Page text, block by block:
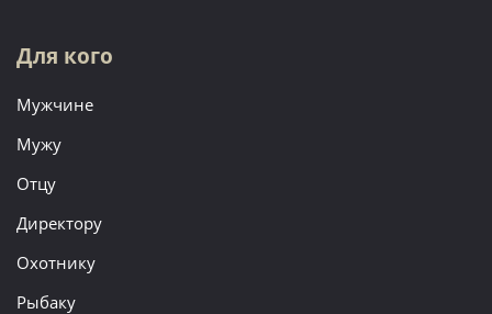
Для кого
Мужчине
Мужу
Отцу
Директору
Охотнику
Рыбаку